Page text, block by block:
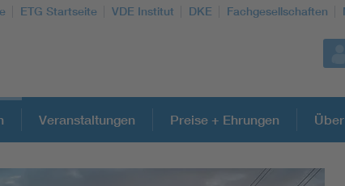
ETG Startseite VDE Institut DKE Fachgesellschaften
Veranstaltungen Preise + Ehrungen